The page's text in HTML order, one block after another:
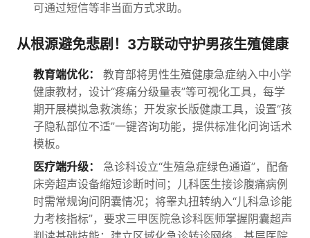
可通过短信等非当面方式求助。
从根源避免悲剧！3方联动守护男孩生殖健康
教育端优化：
教育部将男性生殖健康急症纳入中小学
健康教材，设计“疼痛分级量表”等可视化工具，每学
期开展模拟急救演练；开发家长版健康工具，设置“孩
子隐私部位不适”一键咨询功能，提供标准化问询话术
模板。
医疗端升级：
急诊科设立“生殖急症绿色通道”，配备
床旁超声设备缩短诊断时间；儿科医生接诊腹痛病例
时需常规询问阴囊情况；将睾丸扭转纳入“儿科急诊能
力考核指标”，要求三甲医院急诊科医师掌握阴囊超声